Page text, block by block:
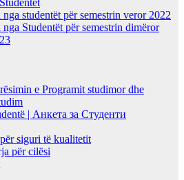
studentët për semestrin veror 2022
Studentët për semestrin dimëror
e Programit studimor dhe
| Анкета за Студенти
siguri të kualitetit
për cilësi